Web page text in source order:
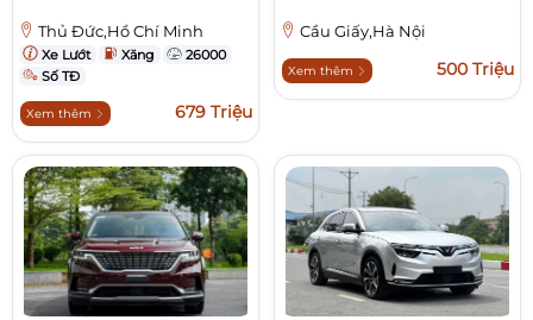
Thủ Đức,Hồ Chí Minh
Xe Lướt Xăng
26000
Số TĐ
Xem thêm 679 Triệu
Cầu Giấy,Hà Nội
Xem thêm 500 Triệu